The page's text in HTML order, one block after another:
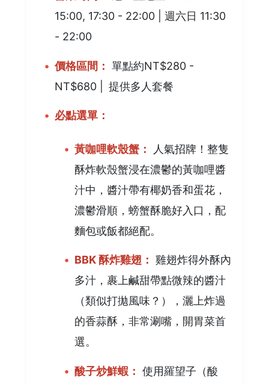
15:00, 17:30 - 22:00 | 週六日 11:30
- 22:00
價格區間： 單點約NT$280 -
NT$680 |
提供多人套餐
必點選單：
黃咖哩軟殼蟹：
人氣招牌！整隻
酥炸軟殼蟹浸在濃鬱的黃咖哩醬
汁中，醬汁帶有椰奶香和蛋花，
濃鬱滑順，螃蟹酥脆好入口，配
麵包或飯都絕配。
BBK 酥炸雞翅： 雞翅炸得外酥內
多汁，裹上鹹甜帶點微辣的醬汁
（類似打拋風味？），灑上炸過
的香蒜酥，非常涮嘴，開胃菜首
選。
酸子炒鮮蝦： 使用羅望子（酸